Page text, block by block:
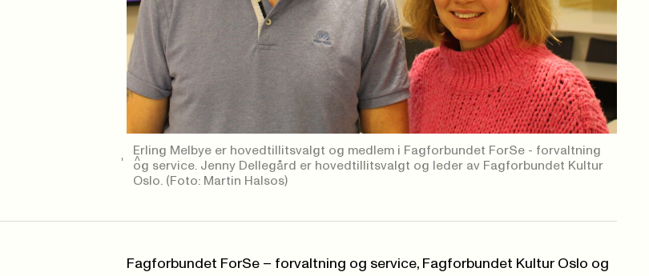
Erling Melbye er hovedtillitsvalgt og medlem i Fagforbundet ForSe - forvaltning
og service. Jenny Dellegård er hovedtillitsvalgt og leder av Fagforbundet Kultur
Oslo. (Foto: Martin Halsos)
Fagforbundet ForSe – forvaltning og service, Fagforbundet Kultur Oslo og